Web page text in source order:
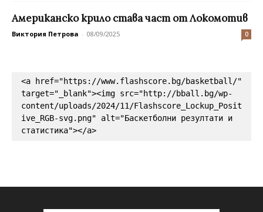
Американско крило става част от Локомотив
Виктория Петрова - 08/09/2025 0
<a href="https://www.flashscore.bg/basketball/"
target="_blank"><img src="http://bball.bg/wp-
content/uploads/2024/11/Flashscore_Lockup_Posit
ive_RGB-svg.png" alt="Баскетболни резултати и
статистика"></a>